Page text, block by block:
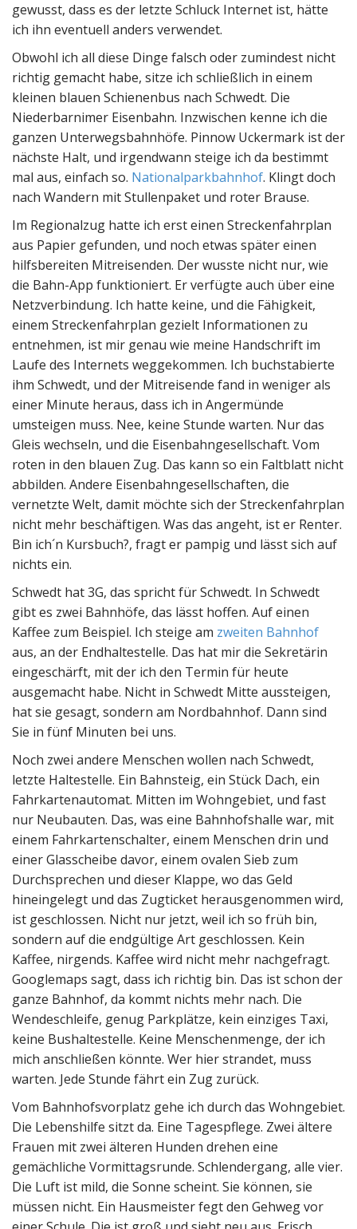
gewusst, dass es der letzte Schluck Internet ist, hätte
ich ihn eventuell anders verwendet.
Obwohl ich all diese Dinge falsch oder zumindest nicht
richtig gemacht habe, sitze ich schließlich in einem
kleinen blauen Schienenbus nach Schwedt. Die
Niederbarnimer Eisenbahn. Inzwischen kenne ich die
ganzen Unterwegsbahnhöfe. Pinnow Uckermark ist der
nächste Halt, und irgendwann steige ich da bestimmt
mal aus, einfach so. Nationalparkbahnhof. Klingt doch
nach Wandern mit Stullenpaket und roter Brause.
Im Regionalzug hatte ich erst einen Streckenfahrplan
aus Papier gefunden, und noch etwas später einen
hilfsbereiten Mitreisenden. Der wusste nicht nur, wie
die Bahn-App funktioniert. Er verfügte auch über eine
Netzverbindung. Ich hatte keine, und die Fähigkeit,
einem Streckenfahrplan gezielt Informationen zu
entnehmen, ist mir genau wie meine Handschrift im
Laufe des Internets weggekommen. Ich buchstabierte
ihm Schwedt, und der Mitreisende fand in weniger als
einer Minute heraus, dass ich in Angermünde
umsteigen muss. Nee, keine Stunde warten. Nur das
Gleis wechseln, und die Eisenbahngesellschaft. Vom
roten in den blauen Zug. Das kann so ein Faltblatt nicht
abbilden. Andere Eisenbahngesellschaften, die
vernetzte Welt, damit möchte sich der Streckenfahrplan
nicht mehr beschäftigen. Was das angeht, ist er Renter.
Bin ich´n Kursbuch?, fragt er pampig und lässt sich auf
nichts ein.
Schwedt hat 3G, das spricht für Schwedt. In Schwedt
gibt es zwei Bahnhöfe, das lässt hoffen. Auf einen
Kaffee zum Beispiel. Ich steige am zweiten Bahnhof
aus, an der Endhaltestelle. Das hat mir die Sekretärin
eingeschärft, mit der ich den Termin für heute
ausgemacht habe. Nicht in Schwedt Mitte aussteigen,
hat sie gesagt, sondern am Nordbahnhof. Dann sind
Sie in fünf Minuten bei uns.
Noch zwei andere Menschen wollen nach Schwedt,
letzte Haltestelle. Ein Bahnsteig, ein Stück Dach, ein
Fahrkartenautomat. Mitten im Wohngebiet, und fast
nur Neubauten. Das, was eine Bahnhofshalle war, mit
einem Fahrkartenschalter, einem Menschen drin und
einer Glasscheibe davor, einem ovalen Sieb zum
Durchsprechen und dieser Klappe, wo das Geld
hineingelegt und das Zugticket herausgenommen wird,
ist geschlossen. Nicht nur jetzt, weil ich so früh bin,
sondern auf die endgültige Art geschlossen. Kein
Kaffee, nirgends. Kaffee wird nicht mehr nachgefragt.
Googlemaps sagt, dass ich richtig bin. Das ist schon der
ganze Bahnhof, da kommt nichts mehr nach. Die
Wendeschleife, genug Parkplätze, kein einziges Taxi,
keine Bushaltestelle. Keine Menschenmenge, der ich
mich anschließen könnte. Wer hier strandet, muss
warten. Jede Stunde fährt ein Zug zurück.
Vom Bahnhofsvorplatz gehe ich durch das Wohngebiet.
Die Lebenshilfe sitzt da. Eine Tagespflege. Zwei ältere
Frauen mit zwei älteren Hunden drehen eine
gemächliche Vormittagsrunde. Schlendergang, alle vier.
Die Luft ist mild, die Sonne scheint. Sie können, sie
müssen nicht. Ein Hausmeister fegt den Gehweg vor